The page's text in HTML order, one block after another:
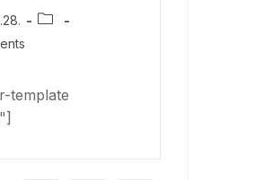
template